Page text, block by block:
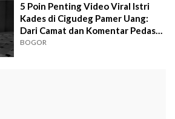
5 Poin Penting Video Viral Istri
Kades di Cigudeg Pamer Uang:
Dari Camat dan Komentar Pedas
Netizen
BOGOR